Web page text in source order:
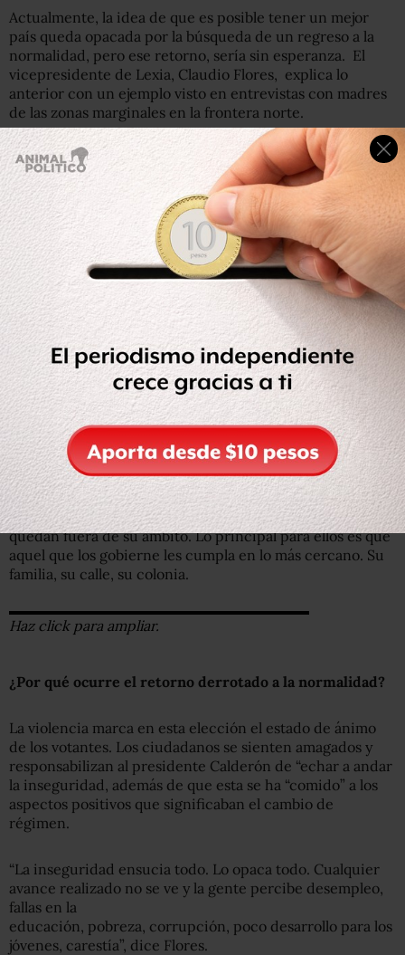
Actualmente, la idea de que es posible tener un mejor
país queda opacada por la búsqueda de un regreso a la
normalidad, pero ese retorno, sería sin esperanza. El
vicepresidente de Lexia, Claudio Flores, explica lo
anterior con un ejemplo visto en entrevistas con madres
de las zonas marginales en la frontera norte.
“En esa zona, las madres se sienten responsables de la
descomposición del tejido social. Muchas de ellas se
fueron a trabajar a las maquiladoras y sus hijos crecieron
en ambientes complicados, por lo que ahora se
preguntan si su lugar no debe ser el hogar, como era
antes”.
Otro de los ejemplos que ilustran ese regreso derrotado
es para Claudio Flores, la ‘pinta’ que observó en un barrio
de Zacatecas. En ella se leía: “Que se vayan los ineptos y
que regresen los corruptos”. “Esto refleja que la sensación
predominante para las elecciones de 2012 entre la
sociedad es ‘sáquenme del presente y llévenme al
pasado’”, dice Flores.
La conclusión de este panorama es que al elector no le
importa si el candidato por el que votará es honesto,
preparado, experimentado y cercano a la gente. Así como
tampoco le preocupa la comunidad o el país, pues
quedan fuera de su ámbito. Lo principal para ellos es que
aquel que los gobierne les cumpla en lo más cercano. Su
familia, su calle, su colonia.
Haz click para ampliar.
¿Por qué ocurre el retorno derrotado a la normalidad?
La violencia marca en esta elección el estado de ánimo
de los votantes. Los ciudadanos se sienten amagados y
responsabilizan al presidente Calderón de “echar a andar
la inseguridad, además de que esta se ha “comido” a los
aspectos positivos que significaban el cambio de
régimen.
“La inseguridad ensucia todo. Lo opaca todo. Cualquier
avance realizado no se ve y la gente percibe desempleo,
fallas en la
educación, pobreza, corrupción, poco desarrollo para los
jóvenes, carestía”, dice Flores.